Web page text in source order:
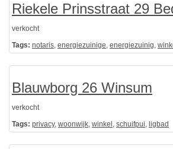
Riekele Prinsstraat 29
verkocht
Tags: notaris, energiezuinige, energiezuinig,
Blauwborg 26 Winsum
verkocht
Tags: privacy, woonwijk, winkel , schuifpui, ligbad